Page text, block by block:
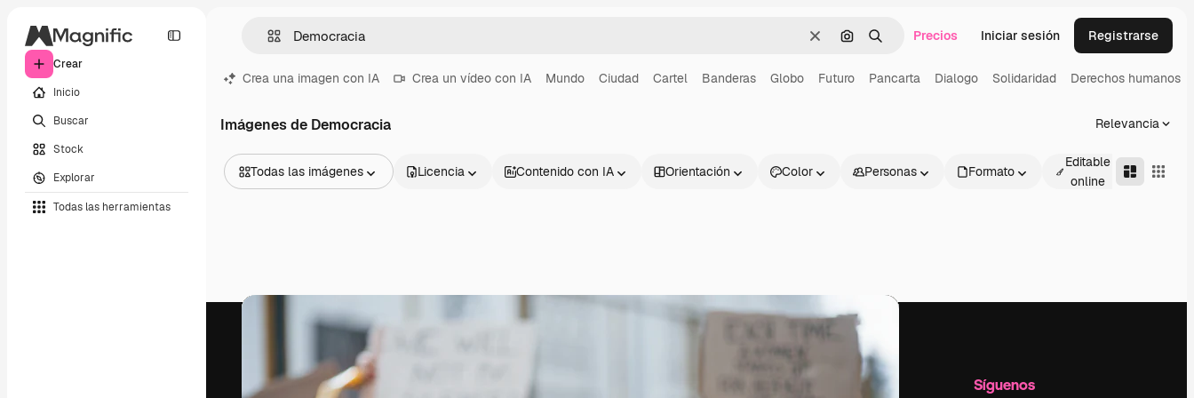
Crear
Inicio
Buscar
Stock
Explorar
Todas las herramientas
BorrarBuscar por imagen
BuscarPrecios Iniciar sesión Registrarse
Crea una imagen con IA Crea un vídeo con IA Mundo Ciudad Cartel Banderas Globo Futuro Pancarta Dialogo Solidaridad Derechos humanos
Imágenes de Democracia Relevancia
Todas las imágenes
Vídeos
Clips de vídeo
Modelos 3D
Fuentes
Licencia Contenido con IA Orientación Color Personas Formato
Editable
online
Información útil Empresa Síguenos